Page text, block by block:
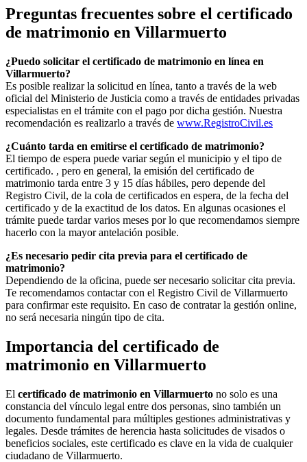
Preguntas frecuentes sobre el certificado
de matrimonio en Villarmuerto
¿Puedo solicitar el certificado de matrimonio en línea en
Villarmuerto?
Es posible realizar la solicitud en línea, tanto a través de la web
oficial del Ministerio de Justicia como a través de entidades privadas
especialistas en el trámite con el pago por dicha gestión. Nuestra
recomendación es realizarlo a través de www.RegistroCivil.es
¿Cuánto tarda en emitirse el certificado de matrimonio?
El tiempo de espera puede variar según el municipio y el tipo de
certificado. , pero en general, la emisión del certificado de
matrimonio tarda entre 3 y 15 días hábiles, pero depende del
Registro Civil, de la cola de certificados en espera, de la fecha del
certificado y de la exactitud de los datos. En algunas ocasiones el
trámite puede tardar varios meses por lo que recomendamos siempre
hacerlo con la mayor antelación posible.
¿Es necesario pedir cita previa para el certificado de
matrimonio?
Dependiendo de la oficina, puede ser necesario solicitar cita previa.
Te recomendamos contactar con el Registro Civil de Villarmuerto
para confirmar este requisito. En caso de contratar la gestión online,
no será necesaria ningún tipo de cita.
Importancia del certificado de
matrimonio en Villarmuerto
El certificado de matrimonio en Villarmuerto no solo es una
constancia del vínculo legal entre dos personas, sino también un
documento fundamental para múltiples gestiones administrativas y
legales. Desde trámites de herencia hasta solicitudes de visados o
beneficios sociales, este certificado es clave en la vida de cualquier
ciudadano de Villarmuerto.